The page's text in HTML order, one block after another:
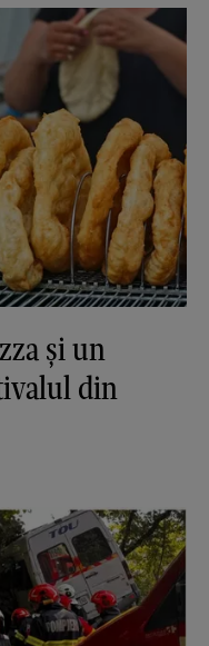
și un
din